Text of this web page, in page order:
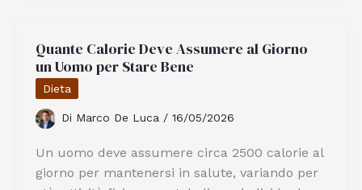
Peperoncino
Piccante
Fresco
in
Cucina
Quante Calorie Deve Assumere al Giorno
un Uomo per Stare Bene
Dieta
Di Marco De Luca / 16/05/2026
Un uomo deve assumere circa 2500 calorie al
giorno per mantenersi in salute, variando per